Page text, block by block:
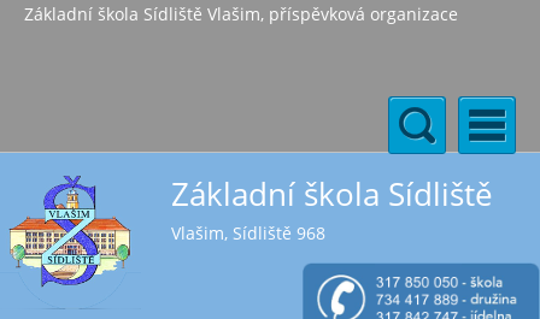
Základní škola Sídliště Vlašim, příspěvková organizace
Základní škola Sídliště
Vlašim, Sídliště 968